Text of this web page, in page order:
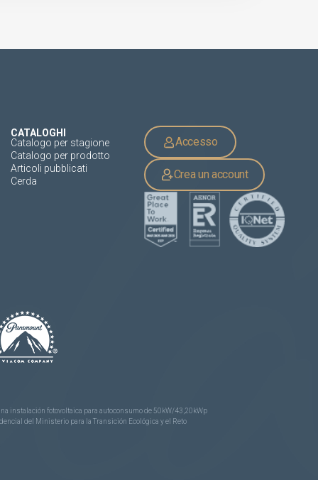
CATALOGHI
Catalogo per stagione
Catalogo per prodotto
Articoli pubblicati
Cerda
Accesso
Crea un account
instalación fotovoltaica para autoconsumo de 50kW/43,20kWp
del Ministerio para la Transición Ecológica y el Reto